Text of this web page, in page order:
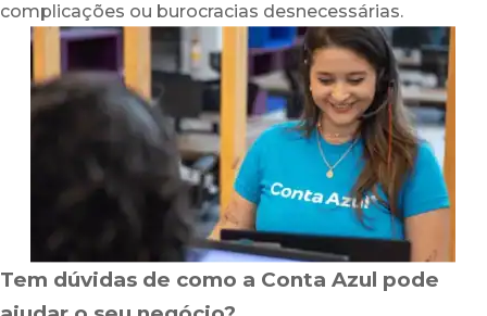
complicações ou burocracias desnecessárias.
Tem dúvidas de como a Conta Azul pode